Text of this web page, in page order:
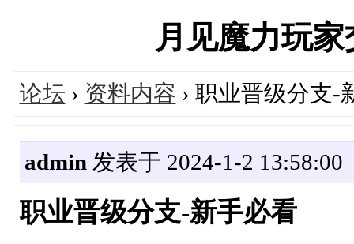
月见魔力玩
论坛 › 资料内容 › 职业晋级分支-
admin 发表于 2024-1-2 13:58:00
职业晋级分支-新手必看